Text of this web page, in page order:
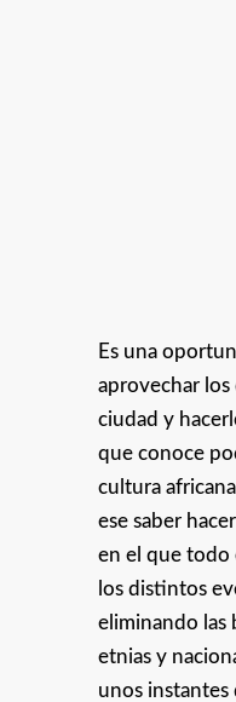
Es una
aprovechar
ciudad y
que conoce
cultura
ese saber
en el que todo
los distintos
eliminando las
etnias y
unos instantes